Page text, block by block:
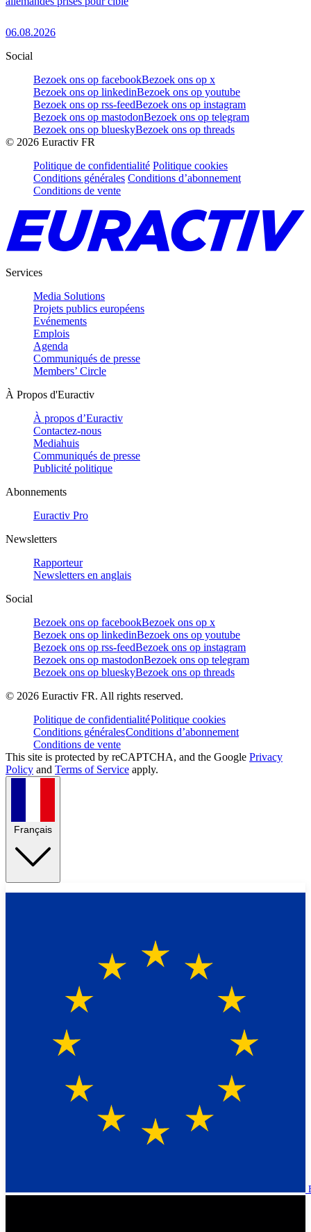
06.08.2026
Social
Bezoek ons op facebookBezoek ons op x
Bezoek ons op linkedinBezoek ons op youtube
Bezoek ons op rss-feedBezoek ons op instagram
Bezoek ons op mastodonBezoek ons op telegram
Bezoek ons op blueskyBezoek ons op threads
© 2026 Euractiv FR
Politique de confidentialité Politique cookies
Conditions générales Conditions d’abonnement
Conditions de vente
Services
Media Solutions
Projets publics européens
Evénements
Emplois
Agenda
Communiqués de presse
Members’ Circle
À Propos d'Euractiv
À propos d’Euractiv
Contactez-nous
Mediahuis
Communiqués de presse
Publicité politique
Abonnements
Euractiv Pro
Newsletters
Rapporteur
Newsletters en anglais
Social
Bezoek ons op facebookBezoek ons op x
Bezoek ons op linkedinBezoek ons op youtube
Bezoek ons op rss-feedBezoek ons op instagram
Bezoek ons op mastodonBezoek ons op telegram
Bezoek ons op blueskyBezoek ons op threads
© 2026 Euractiv FR. All rights reserved.
Politique de confidentialitéPolitique cookies
Conditions généralesConditions d’abonnement
Conditions de vente
This site is protected by reCAPTCHA, and the Google Privacy
Policy and Terms of Service apply.
Français